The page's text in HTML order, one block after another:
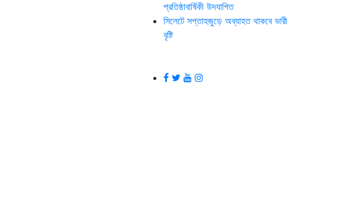
প্রতিষ্ঠাবার্ষিকী উদযাপিত
সিলেটে সপ্তাহজুড়ে অব্যাহত থাকবে ভারী
বৃষ্টি